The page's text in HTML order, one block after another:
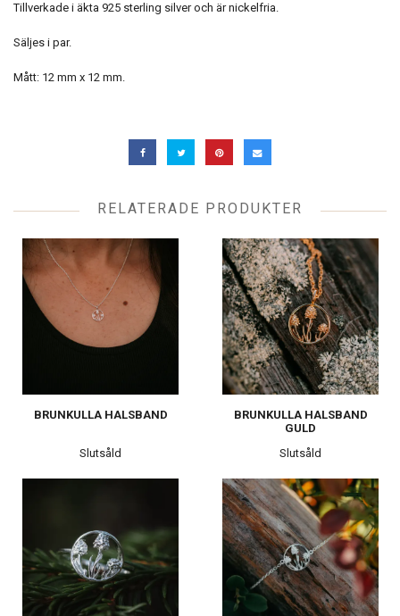
Tillverkade i äkta 925 sterling silver och är nickelfria.
Säljes i par.
Mått: 12 mm x 12 mm.
RELATERADE PRODUKTER
BRUNKULLA HALSBAND
Slutsåld
BRUNKULLA HALSBAND
GULD
Slutsåld